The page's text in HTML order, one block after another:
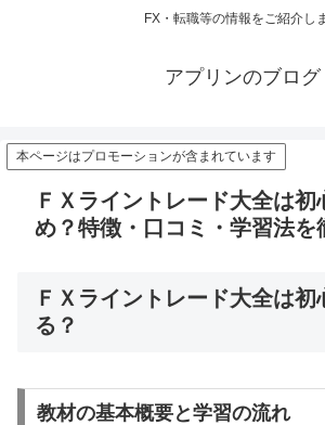
FX・転職等の情報をご紹介し
アプリンのブログ
本ページはプロモーションが含まれています
ＦＸライントレード大全は
め？特徴・口コミ・学習法を
ＦＸライントレード大全は初
る？
教材の基本概要と学習の流れ